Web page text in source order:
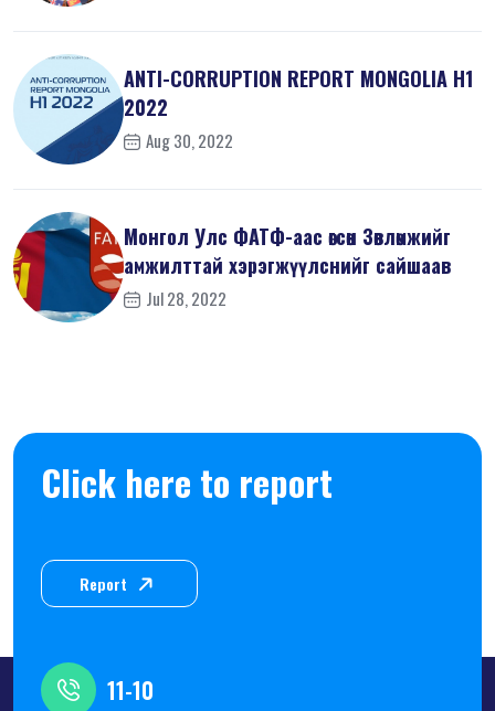
ANTI-СORRUPTION REPORT MONGOLIA H1
2022
Aug 30, 2022
Монгол Улс ФАТФ-аас өгсөн Зөвлөмжийг
амжилттай хэрэгжүүлснийг сайшаав
Jul 28, 2022
Click here to report
Report
11-10